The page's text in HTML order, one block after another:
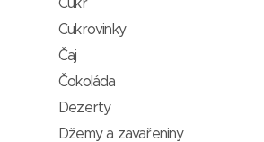
Cukr
Cukrovinky
Čaj
Čokoláda
Dezerty
Džemy a zavařeniny